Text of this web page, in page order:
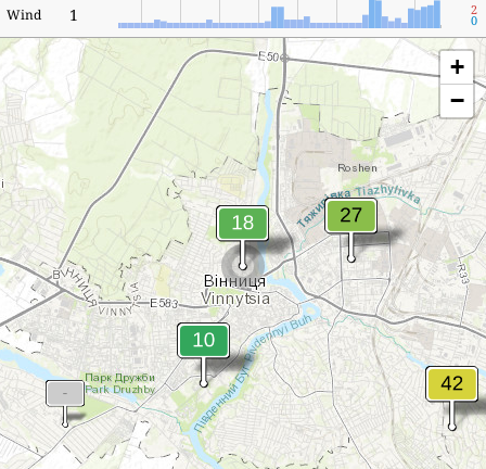
Wind 1 2
0
+
−